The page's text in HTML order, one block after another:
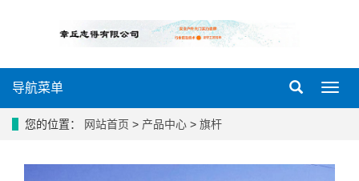
导
导航菜单
您的位置： 网站首页 > 产品中心 > 旗杆